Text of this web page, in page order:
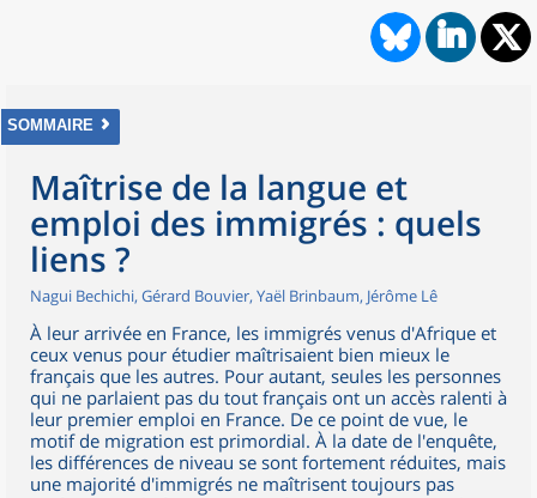
SOMMAIRE
Maîtrise de la langue et
emploi des immigrés : quels
liens ?
Nagui Bechichi, Gérard Bouvier, Yaël Brinbaum, Jérôme Lê
À leur arrivée en France, les immigrés venus d'Afrique et
ceux venus pour étudier maîtrisaient bien mieux le
français que les autres. Pour autant, seules les personnes
qui ne parlaient pas du tout français ont un accès ralenti à
leur premier emploi en France. De ce point de vue, le
motif de migration est primordial. À la date de l'enquête,
les différences de niveau se sont fortement réduites, mais
une majorité d'immigrés ne maîtrisent toujours pas